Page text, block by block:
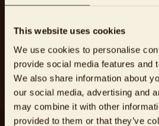
This website uses cookies
We use cookies to personalise
provide social media features and
We also share information about
our social media, advertising and
may combine it with other
provided to them or that they’ve
dieDatenschutzbestimmungen
Kenntnis genommen habe.